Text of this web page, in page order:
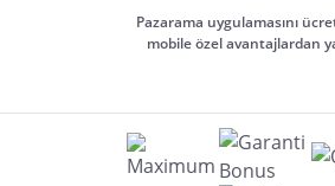
Pazarama uygulamasını
mobile özel avantajlardan